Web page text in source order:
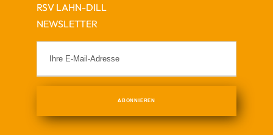
RSV LAHN-DILL
NEWSLETTER